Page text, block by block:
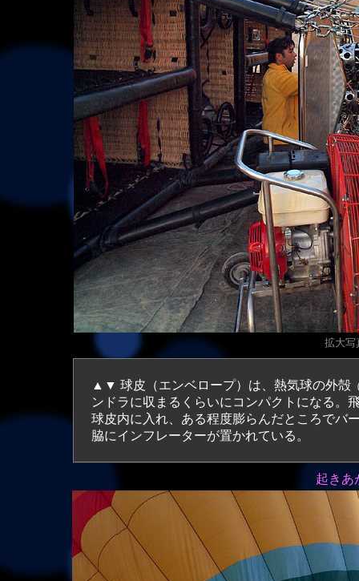
拡大写
▲▼ 球皮（エンベロープ）は、熱気球の外殻
ンドラに収まるくらいにコンパクトになる。
球皮内に入れ、ある程度膨らんだところでバ
脇にインフレーターが置かれている。
起きあ